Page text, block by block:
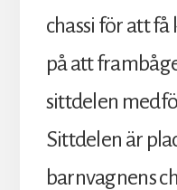
chassi för att
på att
sittdelen
Sittdelen är
barnvagnens